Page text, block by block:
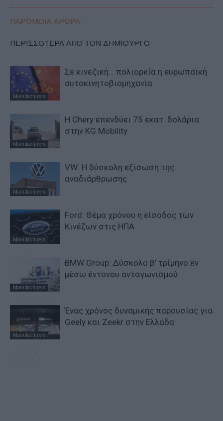
ΠΑΡΟΜΟΙΑ ΑΡΘΡΑ
ΠΕΡΙΣΣΟΤΕΡΑ ΑΠΟ ΤΟΝ ΔΗΜΙΟΥΡΓΟ
Manufacturers
Σε κινεζική… πολιορκία η ευρωπαϊκή
αυτοκινητοβιομηχανία
Manufacturers
Η Chery επενδύει 75 εκατ. δολάρια
στην KG Mobility
Manufacturers
VW: Η δύσκολη εξίσωση της
αναδιάρθρωσης
Manufacturers
Ford: Θέμα χρόνου η είσοδος των
Κινέζων στις ΗΠΑ
Manufacturers
BMW Group: Δύσκολο β’ τρίμηνο εν
μέσω έντονου ανταγωνισμού
Manufacturers
Ένας χρόνος δυναμικής παρουσίας για
Geely και Zeekr στην Ελλάδα